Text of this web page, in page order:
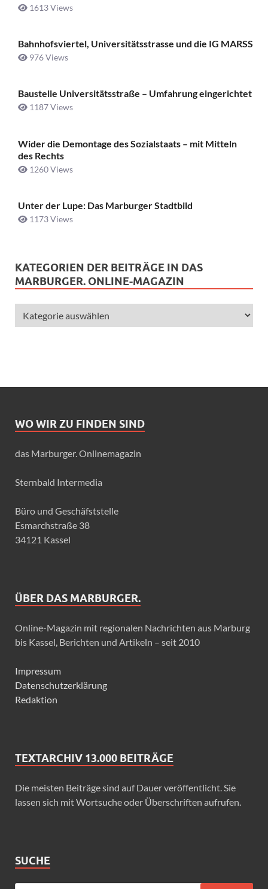
1613 Views
Bahnhofsviertel, Universitätsstrasse und die IG MARSS
976 Views
Baustelle Universitätsstraße ­– Umfahrung eingerichtet
1187 Views
Wider die Demontage des Sozialstaats – mit Mitteln
des Rechts
1260 Views
Unter der Lupe: Das Marburger Stadtbild
1173 Views
KATEGORIEN DER BEITRÄGE IN DAS
MARBURGER. ONLINE-MAGAZIN
WO WIR ZU FINDEN SIND
das Marburger. Onlinemagazin
Sternbald Intermedia
Büro und Geschäfststelle
Esmarchstraße 38
34121 Kassel
ÜBER DAS MARBURGER.
Online-Magazin mit regionalen Nachrichten aus Marburg
bis Kassel, Berichten und Artikeln – seit 2010
Impressum
Datenschutzerklärung
Redaktion
TEXTARCHIV 13.000 BEITRÄGE
Die meisten Beiträge sind auf Dauer veröffentlicht. Sie
lassen sich mit Wortsuche oder Überschriften aufrufen.
SUCHE